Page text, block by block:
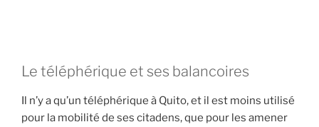
Le téléphérique et ses balancoires
Il n’y a qu’un téléphérique à Quito, et il est moins utilisé
pour la mobilité de ses citadens, que pour les amener